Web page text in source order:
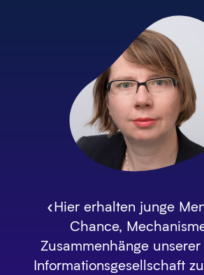
«Hier erhalten junge
Chance,
Zusammenhänge
Informationsgesellschaft